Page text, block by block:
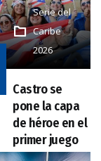
Serie del
Caribe
2026